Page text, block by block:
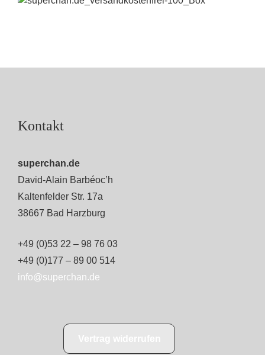
Kontakt
superchan.de
David-Alain Barbéoc’h
Kaltenfelder Str. 17a
38667 Bad Harzburg
+49 (0)53 22 – 98 76 03
+49 (0)177 – 89 00 514
info@superchan.de